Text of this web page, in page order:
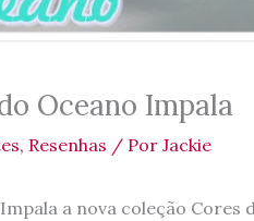
Oceano Impala
, Resenhas / Por Jackie
a nova coleção Cores